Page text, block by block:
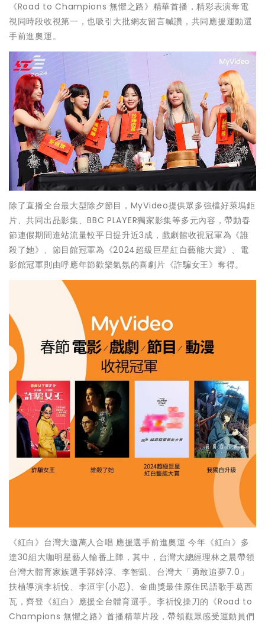
《Road to Champions 無懼之路》精華首播，精彩表演奪電
視同時段收視第一，也吸引大批網友留言喊讚，共同應援運動選
手前進奧運。
除了直播全台最大型除夕節目，MyVideo提供眾多強檔好萊塢鉅
片、共同出品影集、BBC PLAYER獨家影集等多元內容，帶動春
節連假期間進站流量較平日提升近3成，戲劇館收視冠軍為《誰
殺了她》、節目館冠軍為《2024超級巨星紅白藝能大賞》、電
影館冠軍則由呼應年節歡樂氣氛的喜劇片《詐騙女王》奪得。
《紅白》台灣大邀萬人合唱 應援選手前進奧運 今年《紅白》多
達30組大咖明星藝人輪番上陣，其中，台灣大總經理林之晨帶領
台灣大體育家族選手郭婞淳、李智凱、台灣大「勇敢追夢7.0」
扶植導演李祈悅、李洹宇(小忍)、金曲獎最佳原住民語歌手葛西
瓦，齊登《紅白》應援全台體育選手。李祈悅操刀的《Road to
Champions 無懼之路》首播精華片段，帶領觀眾感受運動員們